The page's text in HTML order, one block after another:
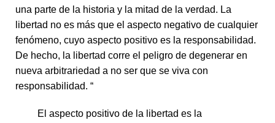
una parte de la historia y la mitad de la verdad. La
libertad no es más que el aspecto negativo de cualquier
fenómeno, cuyo aspecto positivo es la responsabilidad.
De hecho, la libertad corre el peligro de degenerar en
nueva arbitrariedad a no ser que se viva con
responsabilidad. “
El aspecto positivo de la libertad es la